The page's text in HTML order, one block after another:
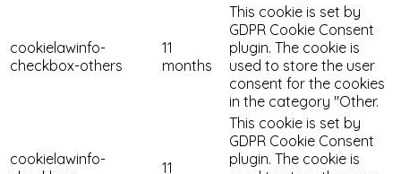
cookielawinfo-
checkbox-others
11
months
This cookie is set by
GDPR Cookie Consent
plugin. The cookie is
used to store the user
consent for the cookies
in the category "Other.
cookielawinfo-
11
This cookie is set by
GDPR Cookie Consent
plugin. The cookie is